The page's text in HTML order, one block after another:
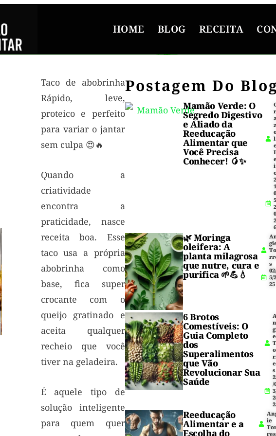
HOME BLOG RECEITA
Taco de abobrinha
Rápido, leve,
proteico e perfeito
para variar o jantar
sem culpa 😍🔥
Quando a
criatividade
encontra a
praticidade, nasce
receita boa. Esse
taco usa a própria
abobrinha como
base, fica super
crocante com o
queijo gratinado e
aceita qualquer
recheio que você
tiver na geladeira.
É aquele tipo de
solução inteligente
para quem quer
Postagem Do
Mamão Verde: O
Segredo Digestivo
e Aliado da
Reeducação
Alimentar que
Você Precisa
Conhecer! 🥭✨
r
l
2
0
2
0
2
6
🌿Moringa
oleifera: A
planta milagrosa
que nutre, cura e
purifica 🌱💪💧
To
s
5/
25
6 Brotos
Comestíveis: O
Guia Completo
dos
Superalimentos
que Vão
Revolucionar Sua
Saúde
n
e
T
o
e
s
/
Reeducação
Alimentar e a
Escolha do
ie
res